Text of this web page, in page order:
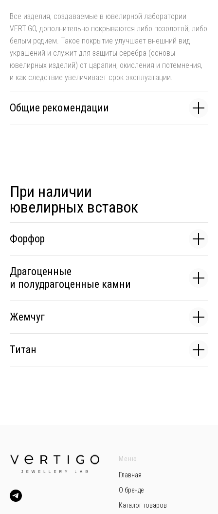
Все изделия, создаваемые в ювелирной лаборатории
VERTIGO, дополнительно покрываются либо позолотой, либо
белым родием. Такое покрытие улучшает внешний вид
украшений и служит для защиты серебра (основы
ювелирных изделий) от царапин, окисления и потемнения,
и как следствие увеличивает срок эксплуатации.
Общие рекомендации
При наличии
ювелирных вставок
Форфор
Драгоценные
и полудрагоценные камни
Жемчуг
Титан
Меню
Главная
О бренде
Каталог товаров